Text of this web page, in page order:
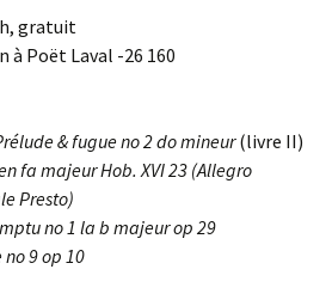
gratuit
à Poët Laval -26 160
& fugue no 2 do mineur(livre II)
fa majeur Hob. XVI 23 (Allegro
Presto)
no 1 la b majeur op 29
no 9 op 10